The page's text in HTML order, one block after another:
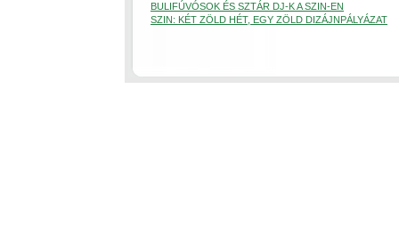
BULIFÚVÓSOK ÉS SZTÁR DJ-K A SZIN-EN
SZIN: KÉT ZÖLD HÉT, EGY ZÖLD DIZÁJNPÁLYÁZAT